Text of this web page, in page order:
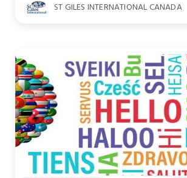
ST GILES INTERNATIONAL CANADA